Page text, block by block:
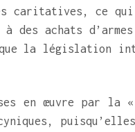
caritatives, ce
des achats
la législation
en œuvre par la